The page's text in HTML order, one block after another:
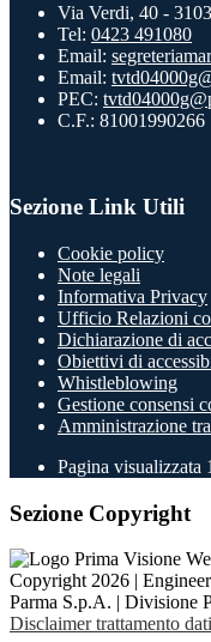
Via Verdi, 40 -
Tel: 0423 491080
Email:
Email:
PEC:
C.F.: 81001990266
Sezione Link Utili
Cookie policy
Note legali
Informativa Privacy
Ufficio Relazioni
Dichiarazione di
Obiettivi di
Whistleblowing
Gestione consensi
Amministrazione
Pagina visualizzata
Sezione Copyright
Copyright 2026 |
Parma S.p.A. | Divisione
Disclaimer trattamento